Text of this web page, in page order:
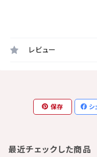
レビュー
保存 シ
最近チェックした商品